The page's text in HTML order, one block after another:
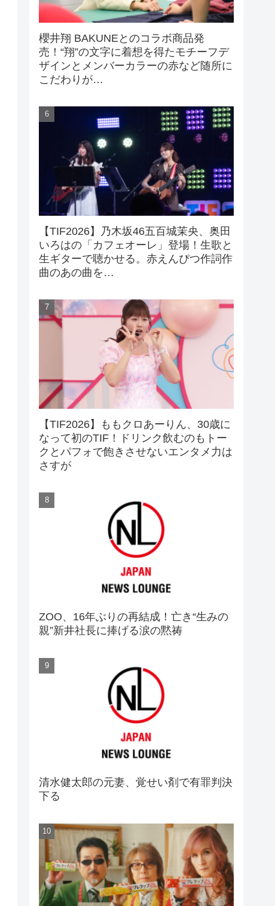
櫻井翔 BAKUNEとのコラボ商品発
売！“翔”の文字に着想を得たモチーフデ
ザインとメンバーカラーの赤など随所に
こだわりが…
【TIF2026】乃木坂46五百城茉央、奥田
いろはの「カフェオーレ」登場！生歌と
生ギターで聴かせる。赤えんぴつ作詞作
曲のあの曲を…
【TIF2026】ももクロあーりん、30歳に
なって初のTIF！ドリンク飲むのもトー
クとパフォで飽きさせないエンタメ力は
さすが
ZOO、16年ぶりの再結成！亡き“生みの
親”新井社長に捧げる涙の黙祷
清水健太郎の元妻、覚せい剤で有罪判決
下る